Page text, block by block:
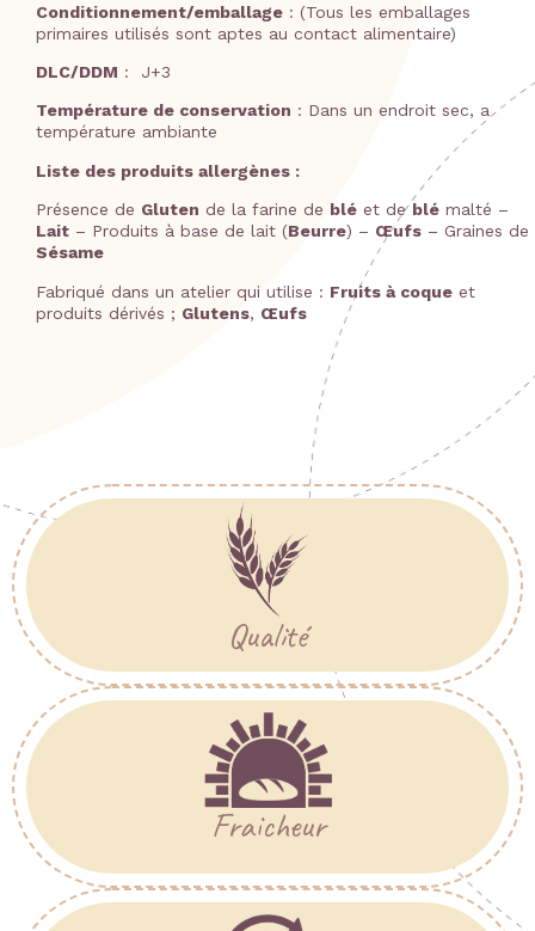
Conditionnement/emballage : (Tous les emballages
primaires utilisés sont aptes au contact alimentaire)
DLC/DDM : J+3
Température de conservation : Dans un endroit sec, a
température ambiante
Liste des produits allergènes :
Présence de Gluten de la farine de blé et de blé malté –
Lait – Produits à base de lait (Beurre) – Œufs – Graines de
Sésame
Fabriqué dans un atelier qui utilise : Fruits à coque et
produits dérivés ; Glutens, Œufs
Qualité
Fraicheur